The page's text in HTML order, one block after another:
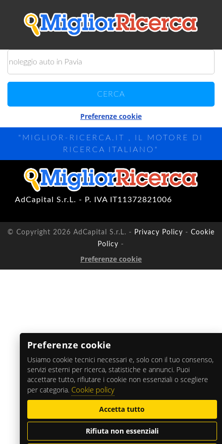
Preferenze cookie
"MIGLIOR-RICERCA.IT , IL MOTORE DI
RICERCA ITALIANO"
AdCapital S.r.L. - P. IVA IT11372821006
© Copyright 2026 AdCapital S.r.L. - Privacy Policy - Cookie
Policy -
Preferenze cookie
Preferenze cookie
Usiamo cookie tecnici necessari e, solo con il tuo consenso,
servizi esterni per ricerca, statistiche e annunci. Puoi
accettare tutto, rifiutare i cookie non essenziali o scegliere
per categoria. Cookie policy
Accetta tutto
Rifiuta non essenziali